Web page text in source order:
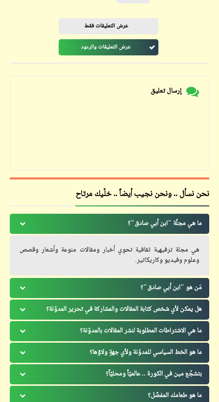
عرض التعليقات فقط
عرض التعليقات والردود
إرسال تعليق
نحن نسأل .. ونحن نجيب أيضاً .. خلّيك مرتاح
ما هي مجلّة "ابن أبي صادق"؟
هي مجلة ترفيهية ثقافية تحوي أخبار ومقالات منوعة وأشعار وقصص
وعلوم وفيديو وكاريكاتير.
مَن هو "ابن أبي صادق"؟
هل يمكن لأي شخص كتابة المقالات والمشاركة في تحرير المدوّنة؟
ما هي الاشتراطات المطلوبة لنشر المقالات بالمدوّنة؟
ما هو الخط السياسي للمدوّنة ولأي جهةٍ ولاؤها؟
بتشجّع مين في الكورة .. عالميّاً ومحليّاً؟
ما هو طعامك المفضّل؟